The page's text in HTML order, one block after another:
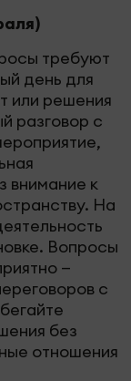
требуют
день для
или решения
разговор с
внимание к
На
Вопросы
—
с
без
отношения